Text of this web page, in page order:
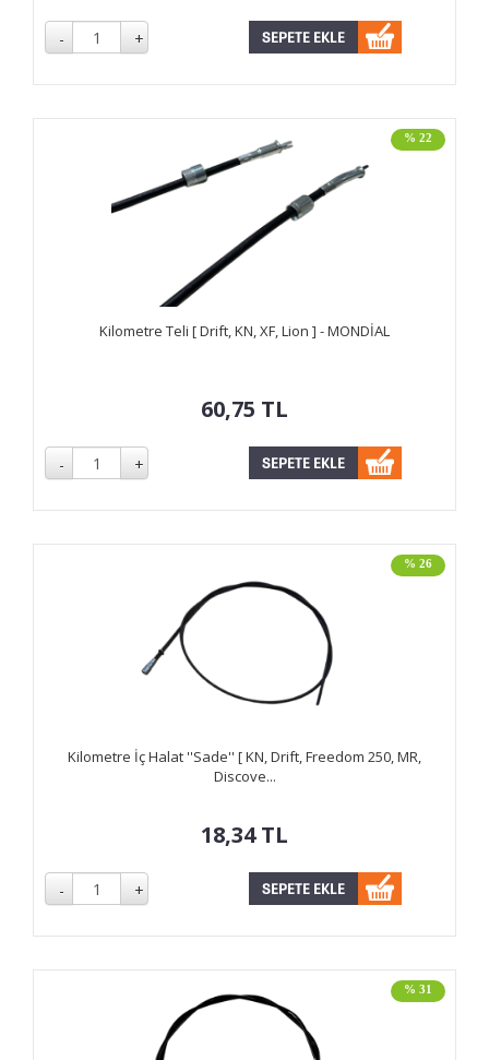
% 22
Kilometre Teli [ Drift, KN, XF, Lion ] - MONDİAL
60,75 TL
% 26
Kilometre İç Halat ''Sade'' [ KN, Drift, Freedom 250, MR,
Discove...
18,34TL
% 31